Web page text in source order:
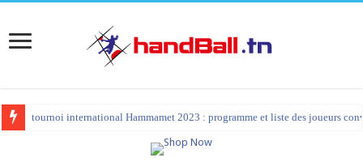
tournoi international Hammamet 2023 : programme et liste des joueurs